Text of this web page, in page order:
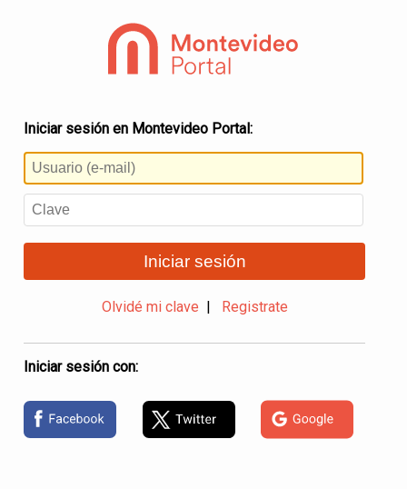
Iniciar sesión en Montevideo Portal:
Iniciar sesión
Olvidé mi clave Registrate
Iniciar sesión con: